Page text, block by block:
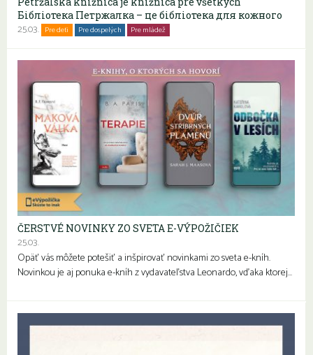
Бібліотека Петржалка – це бібліотека для кожного
25.03. Pre deti Pre dospelých Pre mládež
ČERSTVÉ NOVINKY ZO SVETA E-VÝPOŽIČIEK
25.03.
Opäť vás môžete potešiť a inšpirovať novinkami zo sveta e-kníh.
Novinkou je aj ponuka e-kníh z vydavateľstva Leonardo, vďaka ktorej…